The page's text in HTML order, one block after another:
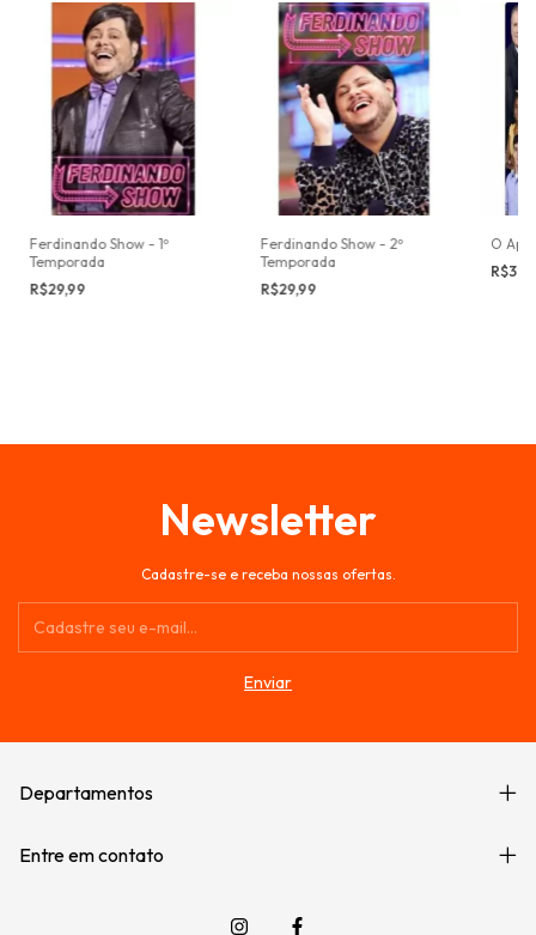
Ferdinando Show - 1º
Temporada
R$29,99
Ferdinando Show - 2º
Temporada
R$29,99
O
Newsletter
Cadastre-se e receba nossas ofertas.
Departamentos
Entre em contato